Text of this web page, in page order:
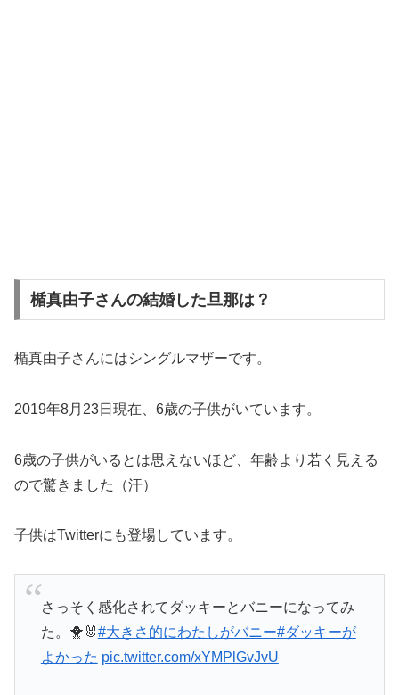
楯真由子さんの結婚した旦那は？
楯真由子さんにはシングルマザーです。
2019年8月23日現在、6歳の子供がいています。
6歳の子供がいるとは思えないほど、年齢より若く見える
ので驚きました（汗）
子供はTwitterにも登場しています。
さっそく感化されてダッキーとバニーになってみ
た。🐥🐰#大きさ的にわたしがバニー#ダッキーが
よかった pic.twitter.com/xYMPlGvJvU